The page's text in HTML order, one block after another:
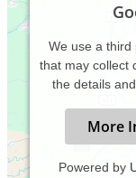
We use a third
that may collect
the details
More
Powered by